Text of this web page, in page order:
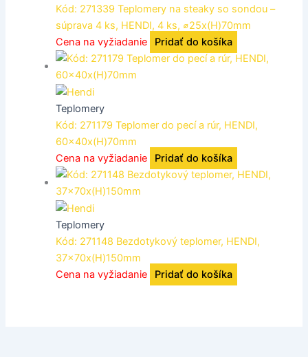
Kód: 271339 Teplomery na steaky so sondou –
súprava 4 ks, HENDI, 4 ks, ⌀25x(H)70mm
Cena na vyžiadanie
Pridať do košíka
Teplomery
Kód: 271179 Teplomer do pecí a rúr, HENDI,
60x40x(H)70mm
Cena na vyžiadanie
Pridať do košíka
Teplomery
Kód: 271148 Bezdotykový teplomer, HENDI,
37x70x(H)150mm
Cena na vyžiadanie
Pridať do košíka